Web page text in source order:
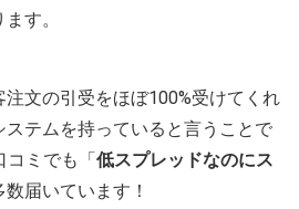
す。
注文の引受をほぼ100%受けてくれ
テムを持っていると言うことで
ミでも「 低スプレッドなのにス
数届いています！